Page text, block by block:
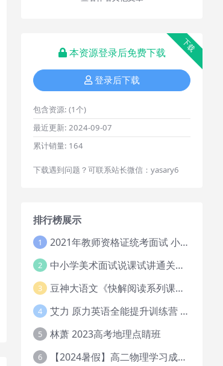
下载
本资源登录后免费下载
登录后下载
包含资源: (1个)
最近更新: 2024-09-07
累计销量: 164
下载遇到问题？可联系站长微信：yasary6
排行榜展示
1 2021年教师资格证统考面试 小学教资资料试讲+答辩
2 中小学美术面试说课试讲通关班14讲（辅助资料第一套）
3 豆神大语文《快解阅读系列课教程完整》
4 艾力 原力英语全能提升训练营 151G网课大合集
5 林萧 2023高考地理点睛班
6 【2024暑假】高二物理学习成长与规划系统1期